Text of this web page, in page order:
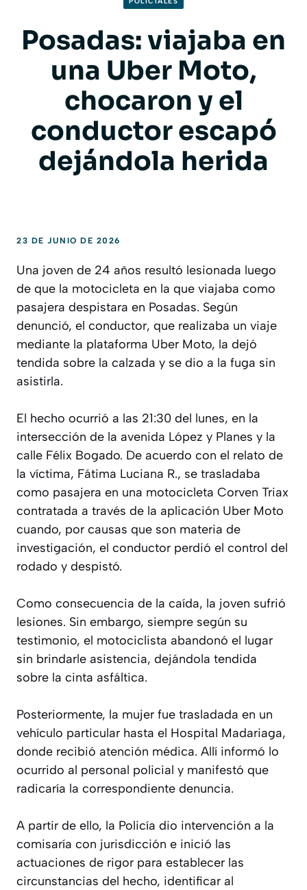
Posadas: viajaba en
una Uber Moto,
chocaron y el
conductor escapó
dejándola herida
23 DE JUNIO DE 2026
Una joven de 24 años resultó lesionada luego
de que la motocicleta en la que viajaba como
pasajera despistara en Posadas. Según
denunció, el conductor, que realizaba un viaje
mediante la plataforma Uber Moto, la dejó
tendida sobre la calzada y se dio a la fuga sin
asistirla.
El hecho ocurrió a las 21:30 del lunes, en la
intersección de la avenida López y Planes y la
calle Félix Bogado. De acuerdo con el relato de
la víctima, Fátima Luciana R., se trasladaba
como pasajera en una motocicleta Corven Triax
contratada a través de la aplicación Uber Moto
cuando, por causas que son materia de
investigación, el conductor perdió el control del
rodado y despistó.
Como consecuencia de la caída, la joven sufrió
lesiones. Sin embargo, siempre según su
testimonio, el motociclista abandonó el lugar
sin brindarle asistencia, dejándola tendida
sobre la cinta asfáltica.
Posteriormente, la mujer fue trasladada en un
vehículo particular hasta el Hospital Madariaga,
donde recibió atención médica. Allí informó lo
ocurrido al personal policial y manifestó que
radicaría la correspondiente denuncia.
A partir de ello, la Policía dio intervención a la
comisaría con jurisdicción e inició las
actuaciones de rigor para establecer las
circunstancias del hecho, identificar al